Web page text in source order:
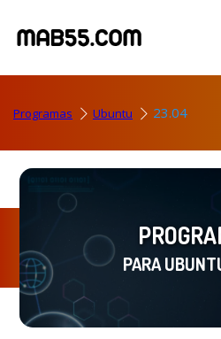
Programas Ubuntu 23.04
PARA